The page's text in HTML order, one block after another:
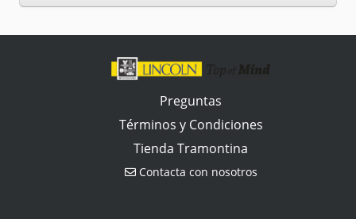
Preguntas
Términos y Condiciones
Tienda Tramontina
Contacta con nosotros